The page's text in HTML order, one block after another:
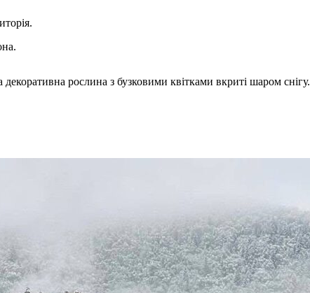
рослина з бузковими квітками вкриті шаром снігу.